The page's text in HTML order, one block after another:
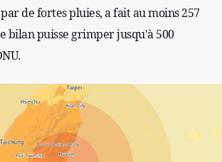
de fortes pluies, a fait au moins 257
bilan puisse grimper jusqu'à 500